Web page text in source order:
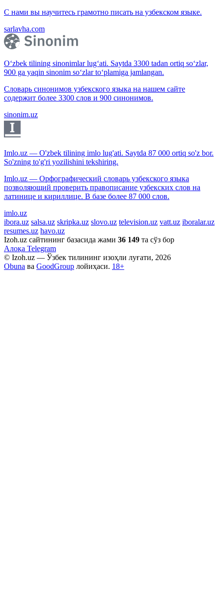
С нами вы научитесь грамотно писать на узбекском языке.
sarlavha.com
O‘zbek tilining sinonimlar lug‘ati. Saytda 3300 tadan ortiq so‘zlar,
900 ga yaqin sinonim so‘zlar to‘plamiga jamlangan.
Словарь синонимов узбекского языка на нашем сайте
содержит более 3300 слов и 900 синонимов.
sinonim.uz
Imlo.uz — O'zbek tilining imlo lug'ati. Saytda 87 000 ortiq so'z bor.
So'zning to'g'ri yozilishini tekshiring.
Imlo.uz — Орфографический словарь узбекского языка
позволяющий проверить правописание узбекских слов на
латинице и кириллице. В базе более 87 000 слов.
imlo.uz
ibora.uz salsa.uz skripka.uz slovo.uz television.uz vatt.uz iboralar.uz
resumes.uz havo.uz
Izoh.uz сайтининг базасида жами 36 149 та сўз бор
Алоқа Telegram
© Izoh.uz — Ўзбек тилининг изоҳли луғати, 2026
Obuna ва GoodGroup лойиҳаси. 18+